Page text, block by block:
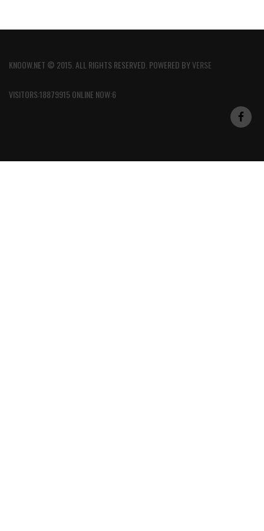
KNOOW.NET © 2015. ALL RIGHTS RESERVED. POWERED BYVERSE
VISITORS:18879915 ONLINE NOW:6